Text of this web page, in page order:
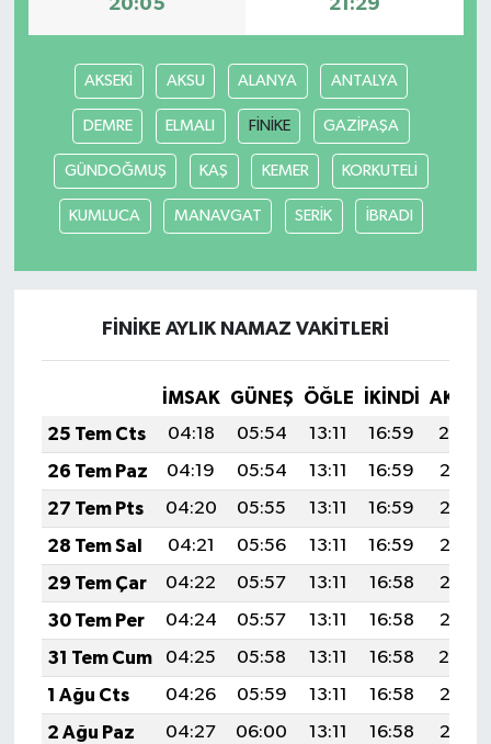
20:05 21:29
AKSEKİ AKSU ALANYA ANTALYA
DEMRE ELMALI FİNİKE GAZİPAŞA
GÜNDOĞMUŞ KAŞ KEMER KORKUTELİ
KUMLUCA MANAVGAT SERİK İBRADI
FİNİKE AYLIK NAMAZ VAKITLERI
İMSAK GÜNEŞ ÖĞLE İKINDI
25 Tem Cts
04:18 05:54 13:11 16:59
20:19
26 Tem Paz
04:19 05:54 13:11 16:59
20:18
27 Tem Pts
04:20 05:55 13:11 16:59
20:17
28 Tem Sal
04:21 05:56 13:11 16:59
20:16
29 Tem Çar
04:22 05:57 13:11 16:58
20:15
30 Tem Per
04:24 05:57 13:11 16:58
20:15
31 Tem Cum
04:25 05:58 13:11 16:58
20:14
1 Ağu Cts
04:26 05:59 13:11 16:58
20:13
2 Ağu Paz
04:27 06:00 13:11 16:58
20:12